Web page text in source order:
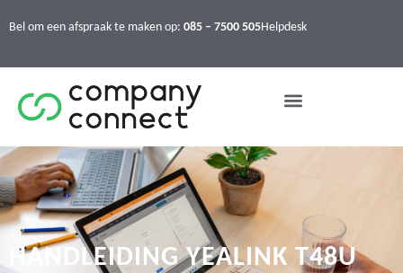
Bel om een afspraak te maken op: 085 – 7500 505Helpdesk
HANDLEIDING YEALINK T48U